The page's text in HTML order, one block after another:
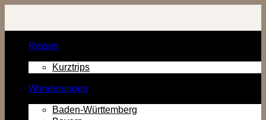
Inhalt
Reisen
Kurztrips
Wanderungen
Baden-Württemberg